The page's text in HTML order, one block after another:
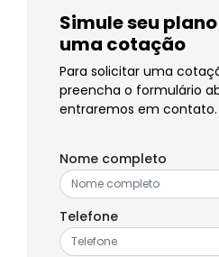
Simule seu
uma cotação
Para solicitar uma
preencha o formulário
entraremos em contato.
Nome completo
Telefone